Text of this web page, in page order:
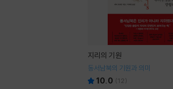
지리의 기원
동서남북의 기원과 의미
10.0 (12)